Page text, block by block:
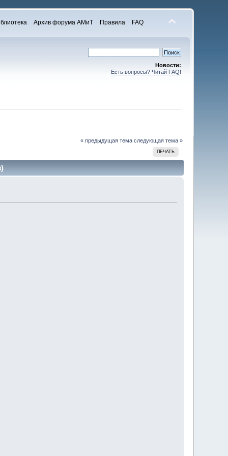
Архив форума АМиТ Правила FAQ
Новости:
Есть вопросы? Читай FAQ!
« предыдущая тема следующая тема »
ПЕЧАТЬ